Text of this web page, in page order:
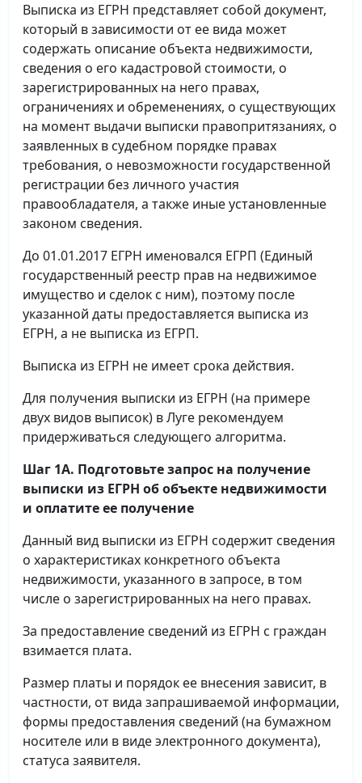
Выписка из ЕГРН представляет собой документ,
который в зависимости от ее вида может
содержать описание объекта недвижимости,
сведения о его кадастровой стоимости, о
зарегистрированных на него правах,
ограничениях и обременениях, о существующих
на момент выдачи выписки правопритязаниях, о
заявленных в судебном порядке правах
требования, о невозможности государственной
регистрации без личного участия
правообладателя, а также иные установленные
законом сведения.
До 01.01.2017 ЕГРН именовался ЕГРП (Единый
государственный реестр прав на недвижимое
имущество и сделок с ним), поэтому после
указанной даты предоставляется выписка из
ЕГРН, а не выписка из ЕГРП.
Выписка из ЕГРН не имеет срока действия.
Для получения выписки из ЕГРН (на примере
двух видов выписок) в Луге рекомендуем
придерживаться следующего алгоритма.
Шаг 1А. Подготовьте запрос на получение
выписки из ЕГРН об объекте недвижимости
и оплатите ее получение
Данный вид выписки из ЕГРН содержит сведения
о характеристиках конкретного объекта
недвижимости, указанного в запросе, в том
числе о зарегистрированных на него правах.
За предоставление сведений из ЕГРН с граждан
взимается плата.
Размер платы и порядок ее внесения зависит, в
частности, от вида запрашиваемой информации,
формы предоставления сведений (на бумажном
носителе или в виде электронного документа),
статуса заявителя.